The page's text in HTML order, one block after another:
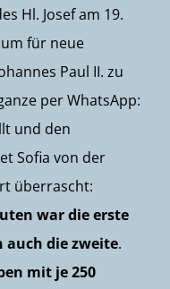
Hl. Josef am 19.
für neue
Paul II. zu
per WhatsApp:
und den
Sofia von der
überrascht:
war die erste
auch die zweite.
mit je 250